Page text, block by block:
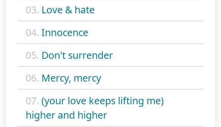
03. Love & hate
04. Innocence
05. Don't surrender
06. Mercy, mercy
07. (your love keeps lifting me)
higher and higher